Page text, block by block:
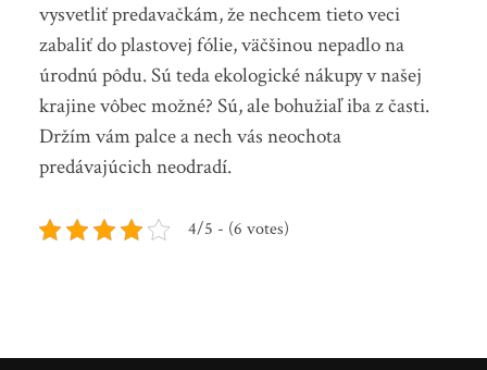
vysvetliť predavačkám, že nechcem tieto veci
zabaliť do plastovej fólie, väčšinou nepadlo na
úrodnú pôdu. Sú teda ekologické nákupy v našej
krajine vôbec možné? Sú, ale bohužiaľ iba z časti.
Držím vám palce a nech vás neochota
predávajúcich neodradí.
4/5 - (6 votes)